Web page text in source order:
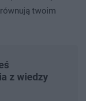
twoim
z wiedzy